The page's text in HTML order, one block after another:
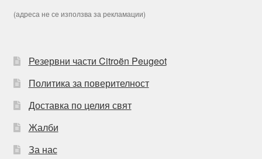
(адреса не се използва за рекламации)
Резервни части Citroën Peugeot
Политика за поверителност
Доставка по целия свят
Жалби
За нас